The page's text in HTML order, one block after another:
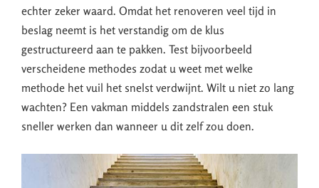
echter zeker waard. Omdat het renoveren veel tijd in
beslag neemt is het verstandig om de klus
gestructureerd aan te pakken. Test bijvoorbeeld
verscheidene methodes zodat u weet met welke
methode het vuil het snelst verdwijnt. Wilt u niet zo lang
wachten? Een vakman middels zandstralen een stuk
sneller werken dan wanneer u dit zelf zou doen.